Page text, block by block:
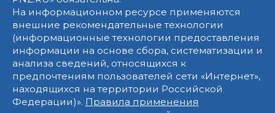
На информационном ресурсе применяются
внешние рекомендательные технологии
(информационные технологии предоставления
информации на основе сбора, систематизации и
анализа сведений, относящихся к
предпочтениям пользователей сети «Интернет»,
находящихся на территории Российской
Федерации)». Правила применения